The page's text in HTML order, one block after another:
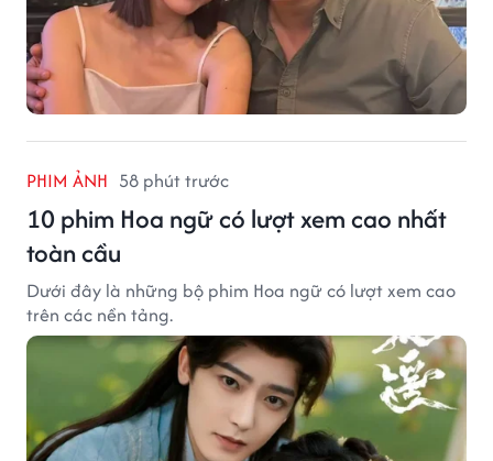
PHIM ẢNH 58 phút trước
10 phim Hoa ngữ có lượt xem cao nhất
toàn cầu
Dưới đây là những bộ phim Hoa ngữ có lượt xem cao
trên các nền tảng.